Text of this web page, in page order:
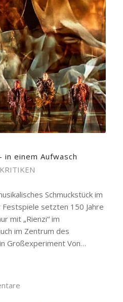
in einem Aufwasch
Schmuckstück im
setzten 150 Jahre
mit „Rienzi“ im
im Zentrum des
Großexperiment Von…